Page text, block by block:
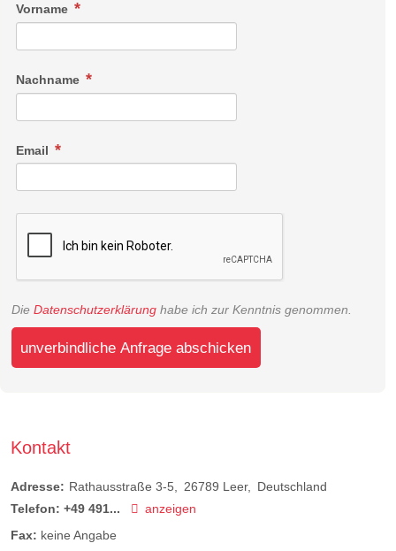
Vorname
Nachname
Email
Die Datenschutzerklärung habe ich zur Kenntnis genommen.
unverbindliche Anfrage abschicken
Kontakt
Adresse: Rathausstraße 3-5 26789 Leer
Deutschland
Telefon: +49 491...
anzeigen
Fax: keine Angabe